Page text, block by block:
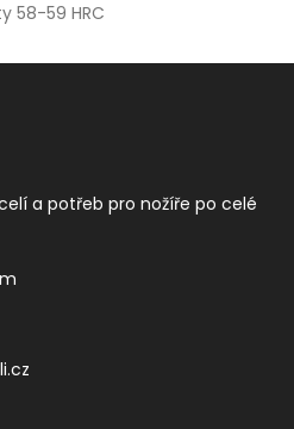
58-59 HRC
a potřeb pro nožíře po celé